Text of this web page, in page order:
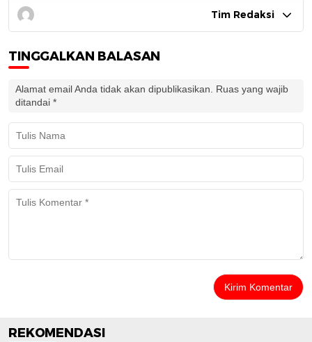
Tim Redaksi
TINGGALKAN BALASAN
Alamat email Anda tidak akan dipublikasikan.
Ruas yang wajib
ditandai *
REKOMENDASI